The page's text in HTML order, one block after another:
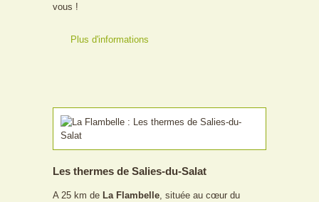
vous !
Plus d'informations
Les thermes de Salies-du-Salat
A 25 km de La Flambelle , située au cœur du